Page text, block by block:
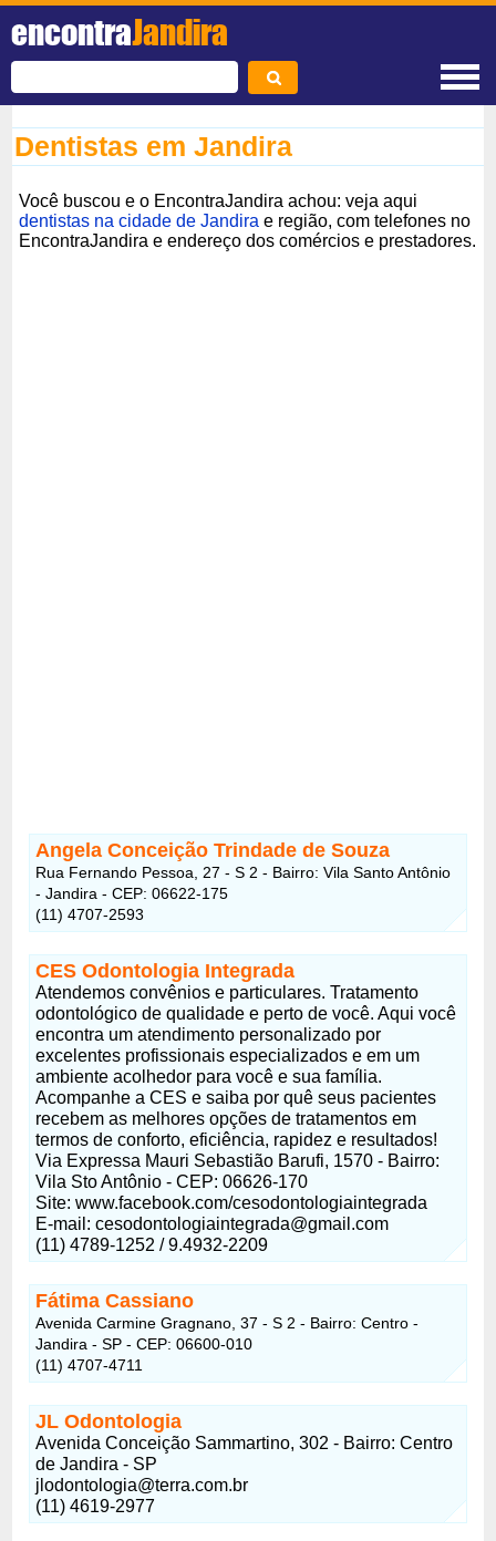
encontraJandira
Dentistas em Jandira
Você buscou e o EncontraJandira achou: veja aqui
dentistas na cidade de Jandira e região, com telefones no
EncontraJandira e endereço dos comércios e prestadores.
Angela Conceição Trindade de Souza
Rua Fernando Pessoa, 27 - S 2 - Bairro: Vila Santo Antônio
- Jandira - CEP: 06622-175
(11) 4707-2593
CES Odontologia Integrada
Atendemos convênios e particulares. Tratamento
odontológico de qualidade e perto de você. Aqui você
encontra um atendimento personalizado por
excelentes profissionais especializados e em um
ambiente acolhedor para você e sua família.
Acompanhe a CES e saiba por quê seus pacientes
recebem as melhores opções de tratamentos em
termos de conforto, eficiência, rapidez e resultados!
Via Expressa Mauri Sebastião Barufi, 1570 - Bairro:
Vila Sto Antônio - CEP: 06626-170
Site: www.facebook.com/cesodontologiaintegrada
E-mail:cesodontologiaintegrada@gmail.com
(11) 4789-1252 / 9.4932-2209
Fátima Cassiano
Avenida Carmine Gragnano, 37 - S 2 - Bairro: Centro -
Jandira - SP - CEP: 06600-010
(11) 4707-4711
JL Odontologia
Avenida Conceição Sammartino, 302 - Bairro: Centro
de Jandira - SP
jlodontologia@terra.com.br
(11) 4619-2977